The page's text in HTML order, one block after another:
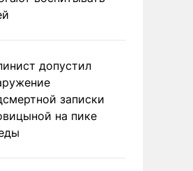
допустил
записки
на пике